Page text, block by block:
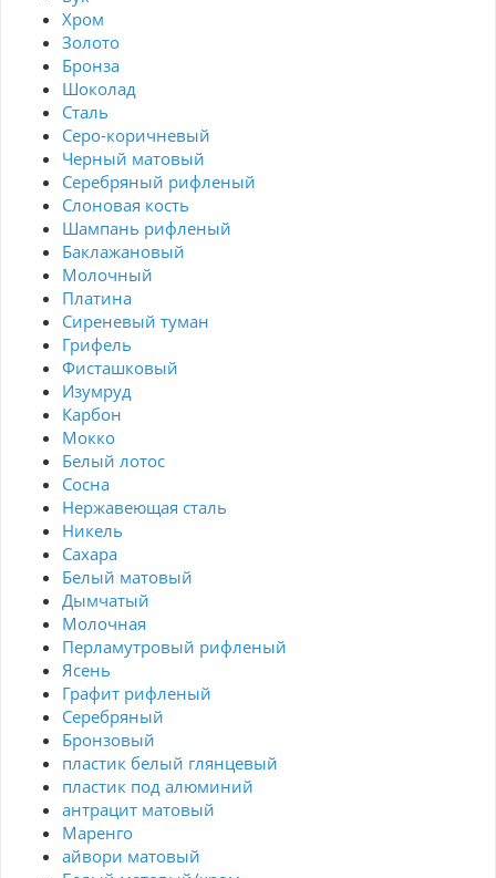
Хром
Золото
Бронза
Шоколад
Сталь
Серо-коричневый
Черный матовый
Серебряный рифленый
Слоновая кость
Шампань рифленый
Баклажановый
Молочный
Платина
Сиреневый туман
Грифель
Фисташковый
Изумруд
Карбон
Мокко
Белый лотос
Сосна
Нержавеющая сталь
Никель
Сахара
Белый матовый
Дымчатый
Молочная
Перламутровый рифленый
Ясень
Графит рифленый
Серебряный
Бронзовый
пластик белый глянцевый
пластик под алюминий
антрацит матовый
Маренго
айвори матовый